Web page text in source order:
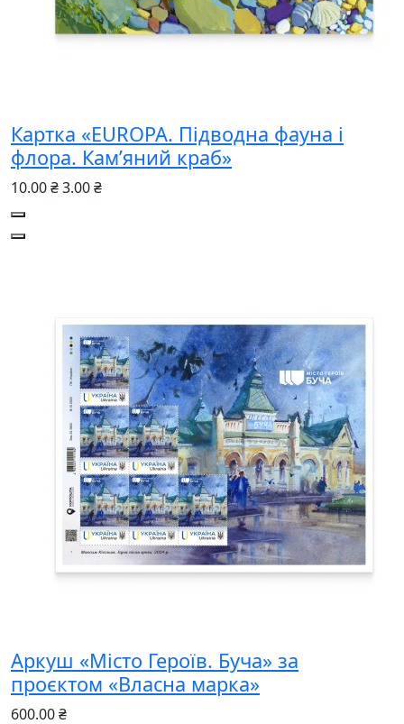
Картка «EUROPA. Підводна фауна і
флора. Кам’яний краб»
10.00 ₴3.00 ₴
Аркуш «Місто Героїв. Буча» за
проєктом «Власна марка»
600.00 ₴